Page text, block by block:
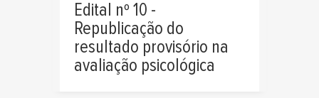
Edital nº 10 -
Republicação do
resultado provisório na
avaliação psicológica